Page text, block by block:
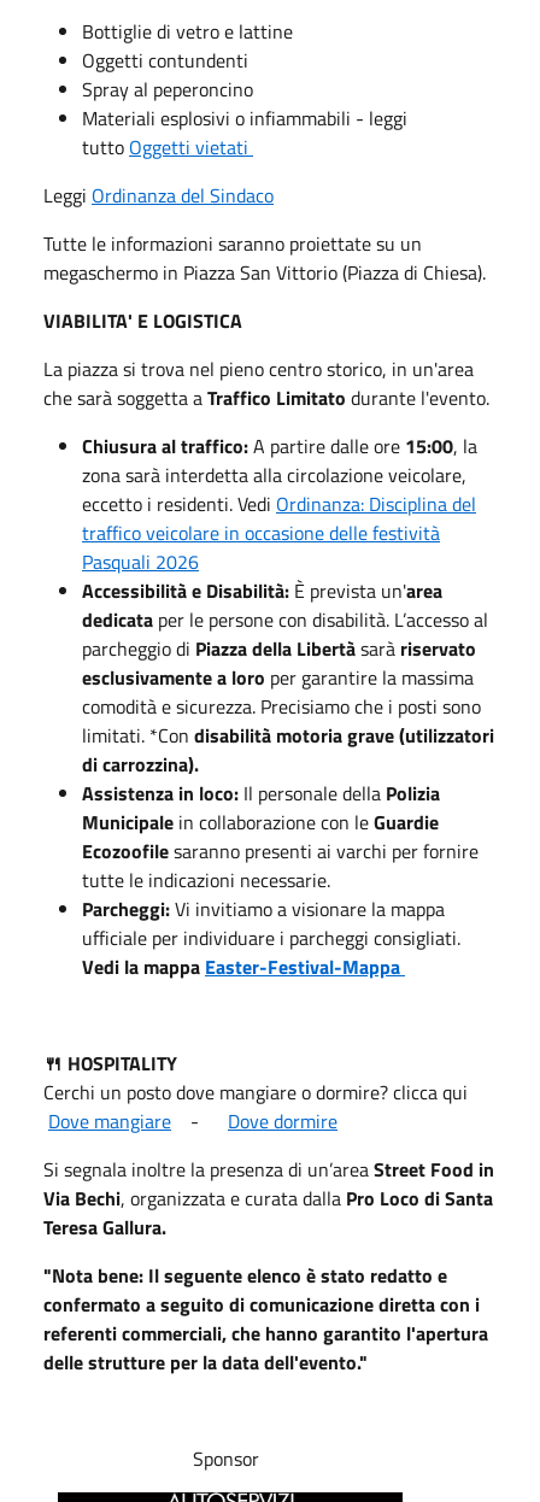
Bottiglie di vetro e lattine
Oggetti contundenti
Spray al peperoncino
Materiali esplosivi o infiammabili - leggi
tutto Oggetti vietati
Leggi Ordinanza del Sindaco
Tutte le informazioni saranno proiettate su un
megaschermo in Piazza San Vittorio (Piazza di Chiesa).
VIABILITA' E LOGISTICA
La piazza si trova nel pieno centro storico, in un'area
che sarà soggetta aTraffico Limitato durante l'evento.
Chiusura al traffico:A partire dalle ore 15:00, la
zona sarà interdetta alla circolazione veicolare,
eccetto i residenti. Vedi Ordinanza: Disciplina del
traffico veicolare in occasione delle festività
Pasquali 2026
Accessibilità e Disabilità: È prevista un'area
dedicata per le persone con disabilità. L’accesso al
parcheggio di Piazza della Libertàsarà riservato
esclusivamente a loro per garantire la massima
comodità e sicurezza. Precisiamo che i posti sono
limitati. *Con disabilità motoria grave (utilizzatori
di carrozzina).
Assistenza in loco: Il personale della Polizia
Municipale in collaborazione con leGuardie
Ecozoofilesaranno presenti ai varchi per fornire
tutte le indicazioni necessarie.
Parcheggi:Vi invitiamo a visionare la mappa
ufficiale per individuare i parcheggi consigliati.
Vedi la mappa Easter-Festival-Mappa
🍴 HOSPITALITY
Cerchi un posto dove mangiare o dormire? clicca qui
Dove mangiare - Dove dormire
Si segnala inoltre la presenza di un’areaStreet Food in
Via Bechi, organizzata e curata dalla Pro Loco di Santa
Teresa Gallura.
"Nota bene: Il seguente elenco è stato redatto e
confermato a seguito di comunicazione diretta con i
referenti commerciali, che hanno garantito l'apertura
delle strutture per la data dell'evento."
Sponsor